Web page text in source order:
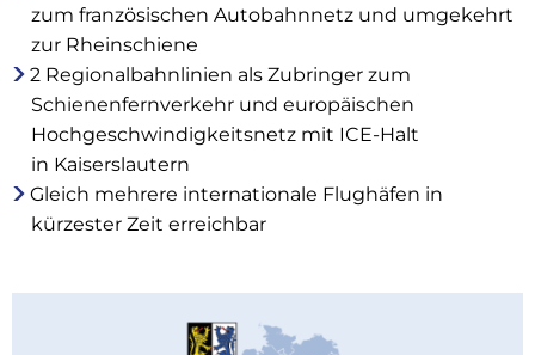
zum französischen Autobahnnetz und umgekehrt
zur Rheinschiene
2 Regionalbahnlinien als Zubringer zum
Schienenfernverkehr und europäischen
Hochgeschwindigkeitsnetz mit ICE-Halt
in Kaiserslautern
Gleich mehrere internationale Flughäfen in
kürzester Zeit erreichbar